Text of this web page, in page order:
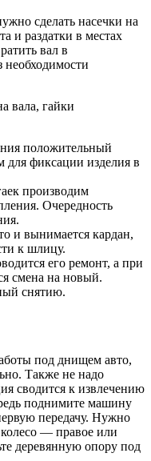
сделать насечки на
и раздатки в местах
вал в
необходимости
вала, гайки
положительный
для фиксации изделия в
производим
Очередность
и вынимается кардан,
к шлицу.
его ремонт, а при
смена на новый.
снятию.
под днищем авто,
Также не надо
сводится к извлечению
поднимите машину
передачу. Нужно
— правое или
деревянную опору под